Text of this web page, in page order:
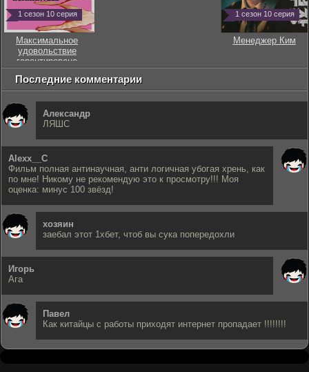
1 сезон 10 серия
Максимальное
удовольствие
гарантировано
1 сезон 10 серия
Менеджер Ким
Последние комментарии
Александр
ЛЯШС
Alexx__C
Фильм полная антинаучная, анти логичная убогая хрень, как
по мне! Никому не рекомендую это к просмотру!!! Моя
оценка: минус 100 звёзд!
хозяин
заебал этот 1хбет, чтоб вы сука попередохли
Игорь
Ага
Павел
Как китайцы с работы приходят интернет пропадает !!!!!!!!